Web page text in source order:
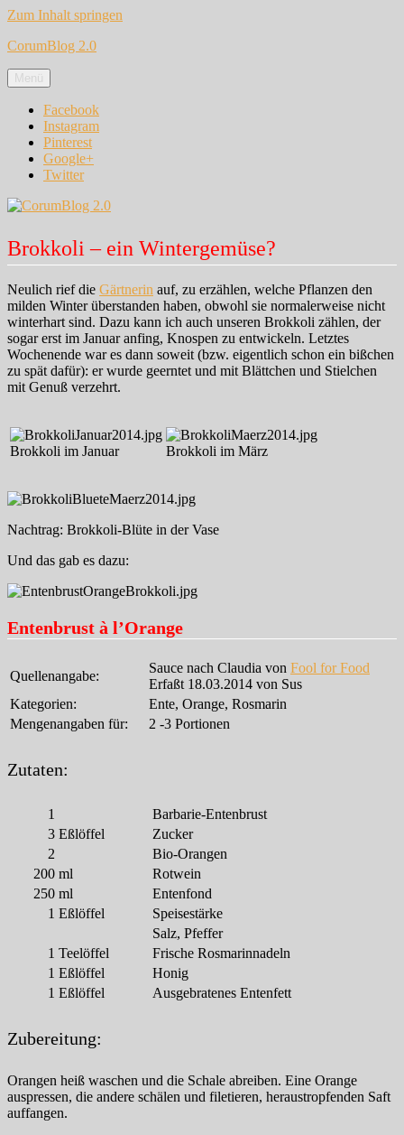
Zum Inhalt springen
CorumBlog 2.0
Menü
Facebook
Instagram
Pinterest
Google+
Twitter
Brokkoli – ein Wintergemüse?
Neulich rief die Gärtnerin auf, zu erzählen, welche Pflanzen den
milden Winter überstanden haben, obwohl sie normalerweise nicht
winterhart sind. Dazu kann ich auch unseren Brokkoli zählen, der
sogar erst im Januar anfing, Knospen zu entwickeln. Letztes
Wochenende war es dann soweit (bzw. eigentlich schon ein bißchen
zu spät dafür): er wurde geerntet und mit Blättchen und Stielchen
mit Genuß verzehrt.
Brokkoli im Januar Brokkoli im März
Nachtrag: Brokkoli-Blüte in der Vase
Und das gab es dazu:
Entenbrust à l’Orange
Quellenangabe:
Sauce nach Claudia von Fool for Food
Erfaßt 18.03.2014 von Sus
Kategorien:
Ente, Orange, Rosmarin
Mengenangaben für:
2 -3 Portionen
Zutaten:
1
Barbarie-Entenbrust
3 Eßlöffel
Zucker
2
Bio-Orangen
200 ml
Rotwein
250 ml
Entenfond
1 Eßlöffel
Speisestärke
Salz, Pfeffer
1 Teelöffel
Frische Rosmarinnadeln
1 Eßlöffel
Honig
1 Eßlöffel Ausgebratenes Entenfett
Zubereitung:
Orangen heiß waschen und die Schale abreiben. Eine Orange
auspressen, die andere schälen und filetieren, heraustropfenden Saft
auffangen.